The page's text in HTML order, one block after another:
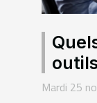
Mardi 25